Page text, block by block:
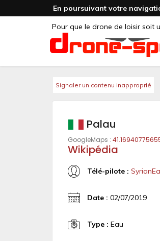
En poursuivant votre
Pour que le drone de loisir soit
Signaler un contenu inapproprié
Palau
GoogleMaps :
Wikipédia
Télé-pilote :
Date : 02/07/2019
Type : Eau